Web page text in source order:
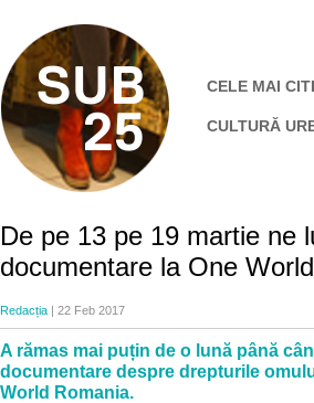
CELE MAI
CULTURĂ
De pe 13 pe 19 martie ne
documentare la One
Redacția | 22 Feb 2017
A rămas mai puțin de o lună până
documentare despre drepturile
World Romania.